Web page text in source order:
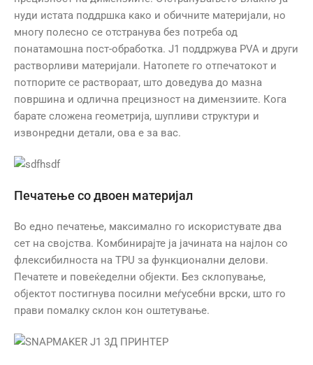
нуди истата поддршка како и обичните материјали, но
многу полесно се отстранува без потреба од
понатамошна пост-обработка. J1 поддржува PVA и други
растворливи материјали. Натопете го отпечатокот и
потпорите се раствораат, што доведува до мазна
површина и одлична прецизност на димензиите. Кога
барате сложена геометрија, шупливи структури и
извонредни детали, ова е за вас.
Печатење со двоен материјал
Во едно печатење, максимално го искористувате два
сет на својства. Комбинирајте ја јачината на најлон со
флексибилноста на TPU за функционални делови.
Печатете и повеќеделни објекти. Без склопување,
објектот постигнува посилни меѓусебни врски, што го
прави помалку склон кон оштетување.